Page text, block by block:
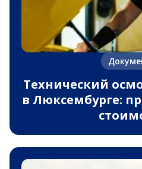
Технический
в Люксембурге: